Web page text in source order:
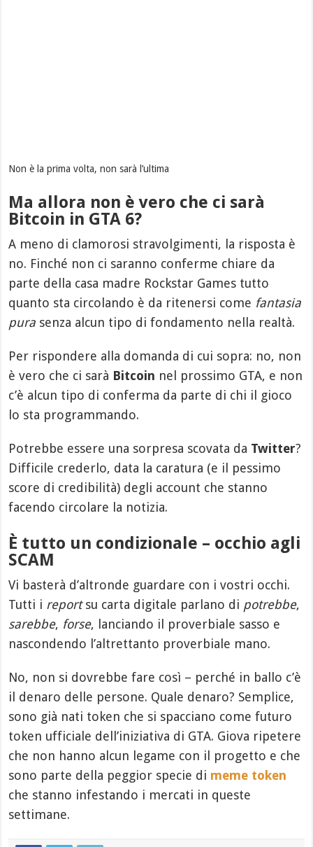
Non è la prima volta, non sarà l’ultima
Ma allora non è vero che ci sarà
Bitcoin in GTA 6?
A meno di clamorosi stravolgimenti, la risposta è
no. Finché non ci saranno conferme chiare da
parte della casa madre Rockstar Games tutto
quanto sta circolando è da ritenersi come fantasia
pura senza alcun tipo di fondamento nella realtà.
Per rispondere alla domanda di cui sopra: no, non
è vero che ci sarà Bitcoin nel prossimo GTA, e non
c’è alcun tipo di conferma da parte di chi il gioco
lo sta programmando.
Potrebbe essere una sorpresa scovata da Twitter?
Difficile crederlo, data la caratura (e il pessimo
score di credibilità) degli account che stanno
facendo circolare la notizia.
È tutto un condizionale – occhio agli
SCAM
Vi basterà d’altronde guardare con i vostri occhi.
Tutti i reportsu carta digitale parlano di potrebbe,
sarebbe, forse, lanciando il proverbiale sasso e
nascondendo l’altrettanto proverbiale mano.
No, non si dovrebbe fare così – perché in ballo c’è
il denaro delle persone. Quale denaro? Semplice,
sono già nati token che si spacciano come futuro
token ufficiale dell’iniziativa di GTA. Giova ripetere
che non hanno alcun legame con il progetto e che
sono parte della peggior specie di meme token
che stanno infestando i mercati in queste
settimane.